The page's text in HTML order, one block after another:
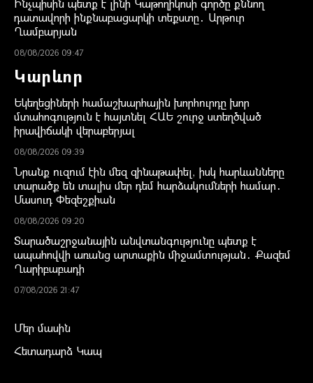
դատավորի ինքնաբացարկի տեքստը․ Արթուր
Ղամբարյան
08/08/2026 09:47
Կարևոր
Եկեղեցիների համաշխարհային խորհուրդը խոր
մտահոգություն է հայտնել ՀԱԵ շուրջ ստեղծված
իրավիճակի վերաբերյալ
08/08/2026 09:39
Նրանք ուզում էին մեզ զինաթափել, իսկ հարևանները
տարածք են տալիս մեր դեմ հարձակումների համար․
Մասուդ Փեզեշքիան
08/08/2026 09:20
Տարածաշրջանային անվտանգությունը պետք է
ապահովվի առանց արտաքին միջամտության․ Քազեմ
Ղարիբաբադի
07/08/2026 21:47
Մեր մասին
Հետադարձ Կապ